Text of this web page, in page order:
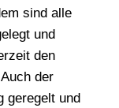
sind alle
und
den
der
geregelt und